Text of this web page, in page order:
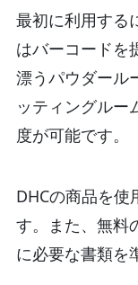
最初に利用する
はバーコードを
漂うパウダール
ッティングルー
度が可能です。
DHCの商品を使
す。また、無料
に必要な書類を